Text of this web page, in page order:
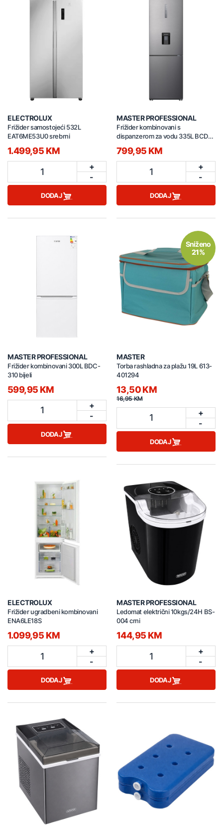
ELECTROLUX
Frižider samostojeći 532L
EAT6ME53U0 srebrni
1.499,95 KM
1
+
-
DODAJ
MASTER PROFESSIONAL
Frižider kombinovani s
dispanzerom za vodu 335L BCD-
335WEPJ sivi
799,95 KM
1
+
-
DODAJ
MASTER PROFESSIONAL
Frižider kombinovani 300L BDC-
310 bijeli
599,95 KM
1
+
-
DODAJ
Sniženo
21%
MASTER
Torba rashladna za plažu 19L 613-
401294
13,50 KM
16,95 KM
1
+
-
DODAJ
ELECTROLUX
Frižider ugradbeni kombinovani
ENA6LE18S
1.099,95 KM
1
+
-
DODAJ
MASTER PROFESSIONAL
Ledomat električni 10kgs/24H BS-
004 crni
144,95 KM
1
+
-
DODAJ